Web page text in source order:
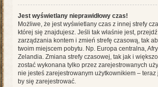
Jest wyświetlany nieprawidłowy czas!
Możliwe, że jest wyświetlany czas z innej strefy
której się znajdujesz. Jeśli tak właśnie jest,
zarządzania kontem i zmień strefę czasową, tak
twoim miejscem pobytu. Np. Europa centralna,
Zelandia. Zmiana strefy czasowej, tak jak i
zostać wykonana tylko przez zarejestrowanych
nie jesteś zarejestrowanym użytkownikiem – teraz
by się zarejestrować.